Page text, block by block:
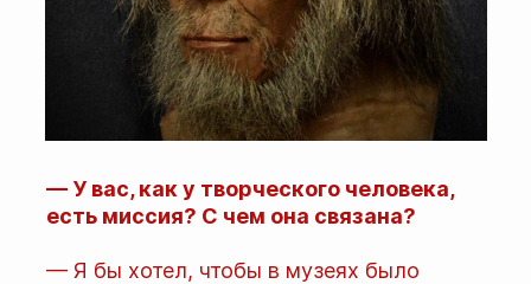
— У вас, как у творческого человека,
есть миссия? С чем она связана?
— Я бы хотел, чтобы в музеях было